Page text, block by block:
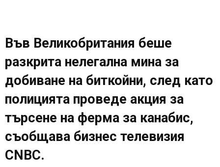
Във Великобритания беше
разкрита нелегална мина за
добиване на биткойни, след като
полицията проведе акция за
търсене на ферма за канабис,
съобщава бизнес телевизия
CNBC.